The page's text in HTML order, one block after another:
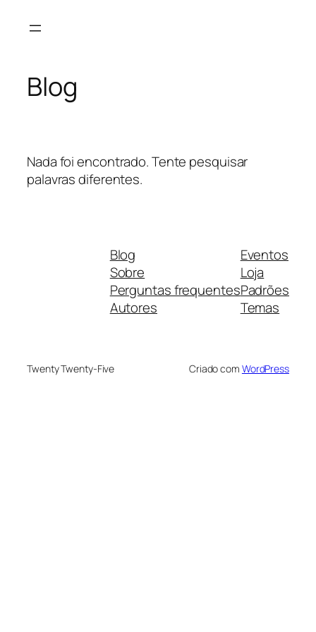
para
Blog
Nada foi encontrado. Tente pesquisar
palavras diferentes.
Blog
Sobre
Perguntas frequentes
Autores
Eventos
Loja
Padrões
Temas
Twenty Twenty-Five Criado com WordPress